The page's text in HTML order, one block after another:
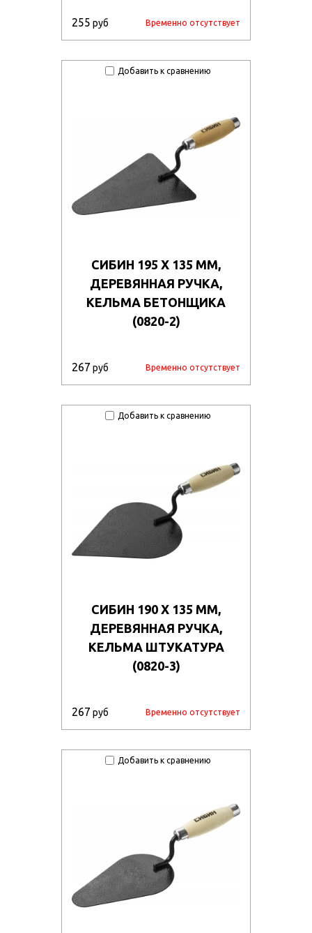
255 руб Временно отсутствует
Добавить к сравнению
СИБИН 195 Х 135 ММ,
ДЕРЕВЯННАЯ РУЧКА,
КЕЛЬМА БЕТОНЩИКА
(0820-2)
267 руб Временно отсутствует
Добавить к сравнению
СИБИН 190 Х 135 ММ,
ДЕРЕВЯННАЯ РУЧКА,
КЕЛЬМА ШТУКАТУРА
(0820-3)
267 руб Временно отсутствует
Добавить к сравнению